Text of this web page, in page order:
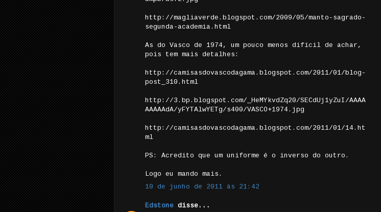
http://magliaverde.blogspot.com/2009/05/manto-sagrado-
segunda-academia.html
As do Vasco de 1974, um pouco menos difícil de achar,
pois tem mais detalhes:
http://camisasdovascodagama.blogspot.com/2011/01/blog-
post_310.html
http://3.bp.blogspot.com/_HeMYkvdZq20/SECdUj1yZuI/AAAA
AAAAAdA/yFYTAlwYETg/s400/VASCO+1974.jpg
http://camisasdovascodagama.blogspot.com/2011/01/14.ht
ml
PS: Acredito que um uniforme é o inverso do outro.
Logo eu mando mais.
10 de junho de 2011 às 21:42
Edstone disse...